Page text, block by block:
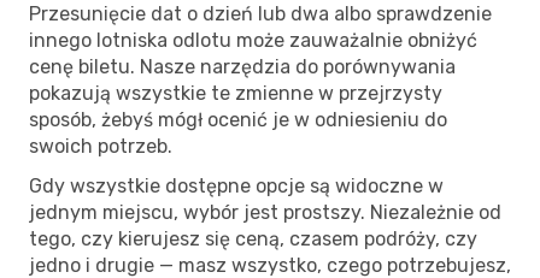
Przesunięcie dat o dzień lub dwa albo sprawdzenie
innego lotniska odlotu może zauważalnie obniżyć
cenę biletu. Nasze narzędzia do porównywania
pokazują wszystkie te zmienne w przejrzysty
sposób, żebyś mógł ocenić je w odniesieniu do
swoich potrzeb.
Gdy wszystkie dostępne opcje są widoczne w
jednym miejscu, wybór jest prostszy. Niezależnie od
tego, czy kierujesz się ceną, czasem podróży, czy
jedno i drugie — masz wszystko, czego potrzebujesz,